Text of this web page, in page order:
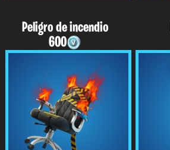
Peligro de incendio
600